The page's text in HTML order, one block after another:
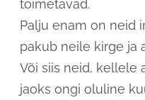
toimetavad.
Palju enam on neid
pakub neile kirge ja
Või siis neid, kellele
jaoks ongi oluline